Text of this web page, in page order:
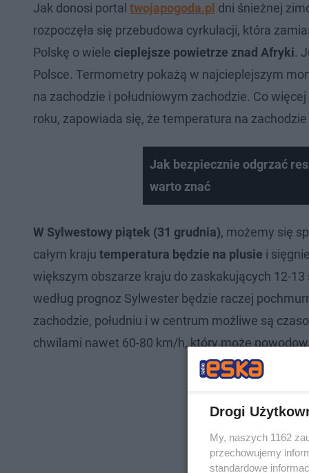
Jak donosi portal twojapogoda.pl dni śnieżnej
rozpoczęła się przebudowa cyrkulacji, która
Polskę o wiele cieplejsze powietrze znad Afryki.
Polsce. Termometry pokażą w najcieplejszym
na zachodzie i południowym zachodzie. Co
roku, zapowiada się, że temperatura na
Jak bezpiecznie odgrzać
warto znać
W Sylwestowy piątek (31 grudnia), możemy się
całym kraju temperatura będzie na plusie i
większym obszarze kraju do zaskakujących 12-
według prognoz Sylwester będzie raczej
zachodzie, południu i w centrum możliwe są
chwilami nawet 60-80 km/h, który może
Drogi
My, naszych 1162
przechowujemy
standardowe